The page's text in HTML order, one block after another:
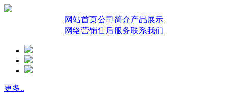
网站首页公司简介产品展示
网络营销售后服务联系我们
更多..